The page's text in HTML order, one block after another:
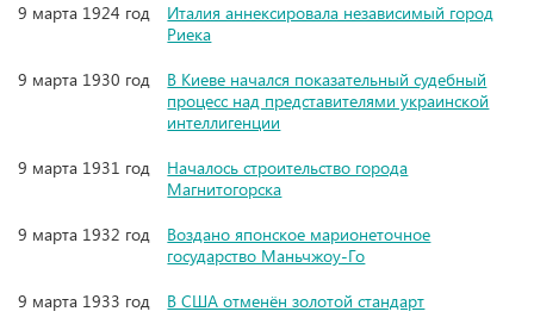
9 марта 1924 год
Италия аннексировала независимый город
Риека
9 марта 1930 год
В Киеве начался показательный судебный
процесс над представителями украинской
интеллигенции
9 марта 1931 год
Началось строительство города
Магнитогорска
9 марта 1932 год
Воздано японское марионеточное
государство Маньчжоу-Го
9 марта 1933 год
В США отменён золотой стандарт